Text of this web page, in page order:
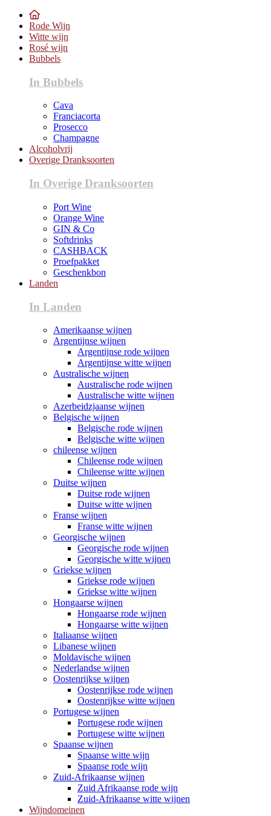
Rode Wijn
Witte wijn
Rosé wijn
Bubbels
In Bubbels
Cava
Franciacorta
Prosecco
Champagne
Alcoholvrij
Overige Dranksoorten
In Overige Dranksoorten
Port Wine
Orange Wine
GIN & Co
Softdrinks
CASHBACK
Proefpakket
Geschenkbon
Landen
In Landen
Amerikaanse wijnen
Argentijnse wijnen
Argentijnse rode wijnen
Argentijnse witte wijnen
Australische wijnen
Australische rode wijnen
Australische witte wijnen
Azerbeidzjaanse wijnen
Belgische wijnen
Belgische rode wijnen
Belgische witte wijnen
chileense wijnen
Chileense rode wijnen
Chileense witte wijnen
Duitse wijnen
Duitse rode wijnen
Duitse witte wijnen
Franse wijnen
Franse witte wijnen
Georgische wijnen
Georgische rode wijnen
Georgische witte wijnen
Griekse wijnen
Griekse rode wijnen
Griekse witte wijnen
Hongaarse wijnen
Hongaarse rode wijnen
Hongaarse witte wijnen
Italiaanse wijnen
Libanese wijnen
Moldavische wijnen
Nederlandse wijnen
Oostenrijkse wijnen
Oostenrijkse rode wijnen
Oostenrijkse witte wijnen
Portugese wijnen
Portugese rode wijnen
Portugese witte wijnen
Spaanse wijnen
Spaanse witte wijn
Spaanse rode wijn
Zuid-Afrikaanse wijnen
Zuid Afrikaanse rode wijn
Zuid-Afrikaanse witte wijnen
Wijndomeinen